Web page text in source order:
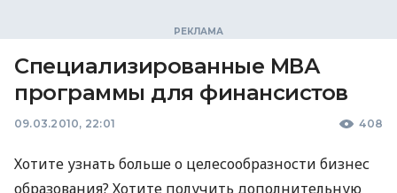
Специализированные МВА
программы для финансистов
09.03.2010, 22:01 408
Хотите узнать больше о целесообразности бизнес
образования? Хотите получить дополнительную